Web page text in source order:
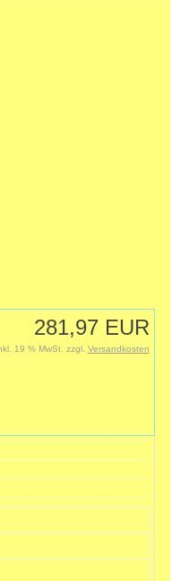
281,97 EUR
19 % MwSt. zzgl. Versandkosten